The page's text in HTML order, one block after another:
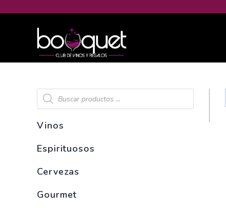
Vinos
Espirituosos
Cervezas
Gourmet